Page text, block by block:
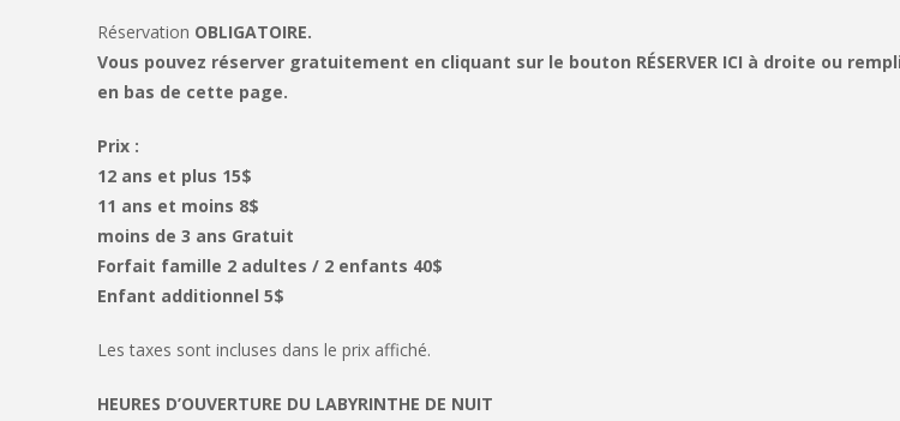
Réservation OBLIGATOIRE.
Vous pouvez réserver gratuitement en cliquant sur le bouton RÉSERVER ICI à droite ou
en bas de cette page.
Prix :
12 ans et plus 15$
11 ans et moins 8$
moins de 3 ans Gratuit
Forfait famille 2 adultes / 2 enfants 40$
Enfant additionnel 5$
Les taxes sont incluses dans le prix affiché.
HEURES D’OUVERTURE DU LABYRINTHE DE NUIT